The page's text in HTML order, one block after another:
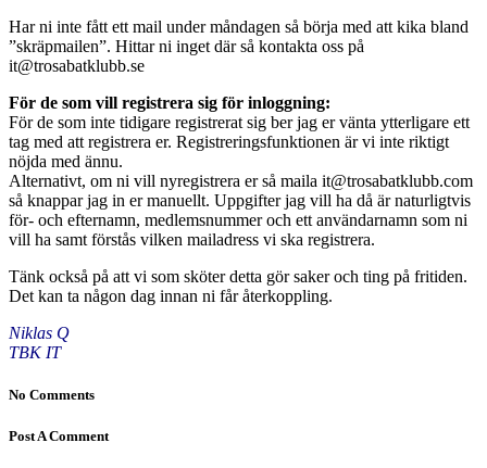
Har ni inte fått ett mail under måndagen så börja med att kika bland
”skräpmailen”. Hittar ni inget där så kontakta oss på
it@trosabatklubb.se
För de som vill registrera sig för inloggning:
För de som inte tidigare registrerat sig ber jag er vänta ytterligare ett
tag med att registrera er. Registreringsfunktionen är vi inte riktigt
nöjda med ännu.
Alternativt, om ni vill nyregistrera er så maila it@trosabatklubb.com
så knappar jag in er manuellt. Uppgifter jag vill ha då är naturligtvis
för- och efternamn, medlemsnummer och ett användarnamn som ni
vill ha samt förstås vilken mailadress vi ska registrera.
Tänk också på att vi som sköter detta gör saker och ting på fritiden.
Det kan ta någon dag innan ni får återkoppling.
Niklas Q
TBK IT
No Comments
Post A Comment